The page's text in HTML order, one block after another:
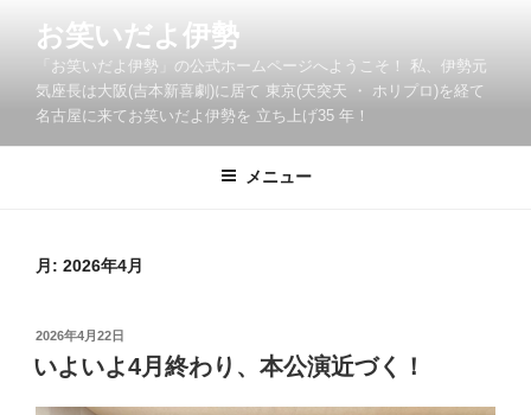
お笑いだよ伊勢
「お笑いだよ伊勢」の公式ホームページへようこそ！ 私、伊勢元
気座長は大阪(吉本新喜劇)に居て 東京(天突天 ・ ホリプロ)を経て
名古屋に来てお笑いだよ伊勢を 立ち上げ35 年！
メニュー
月: 2026年4月
投
稿
日:
2026年4月22日
いよいよ4月終わり、本公演近づく！